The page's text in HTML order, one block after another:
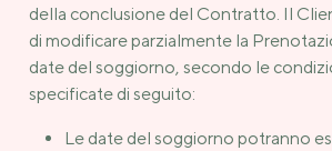
della conclusione del Contratto. Il
di modificare parzialmente la
date del soggiorno, secondo le
specificate di seguito:
Le date del soggiorno potranno